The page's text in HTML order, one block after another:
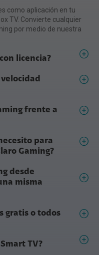
como aplicación en tu
TV. Convierte cualquier
por medio de nuestra
licencia?
frente a
para
Gaming?
desde
misma
gratis o todos
TV?